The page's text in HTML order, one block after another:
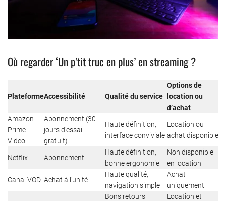
Où regarder ‘Un p’tit truc en plus’ en streaming ?
PlateformeAccessibilité Qualité du service
Options de
location ou
d’achat
Amazon
Prime
Video
Abonnement (30
jours d’essai
gratuit)
Haute définition,
interface conviviale
Location ou
achat disponible
Netflix Abonnement
Haute définition,
bonne ergonomie
Non disponible
en location
Canal VOD Achat à l’unité
Haute qualité,
navigation simple
Achat
uniquement
Bons retours
Location et